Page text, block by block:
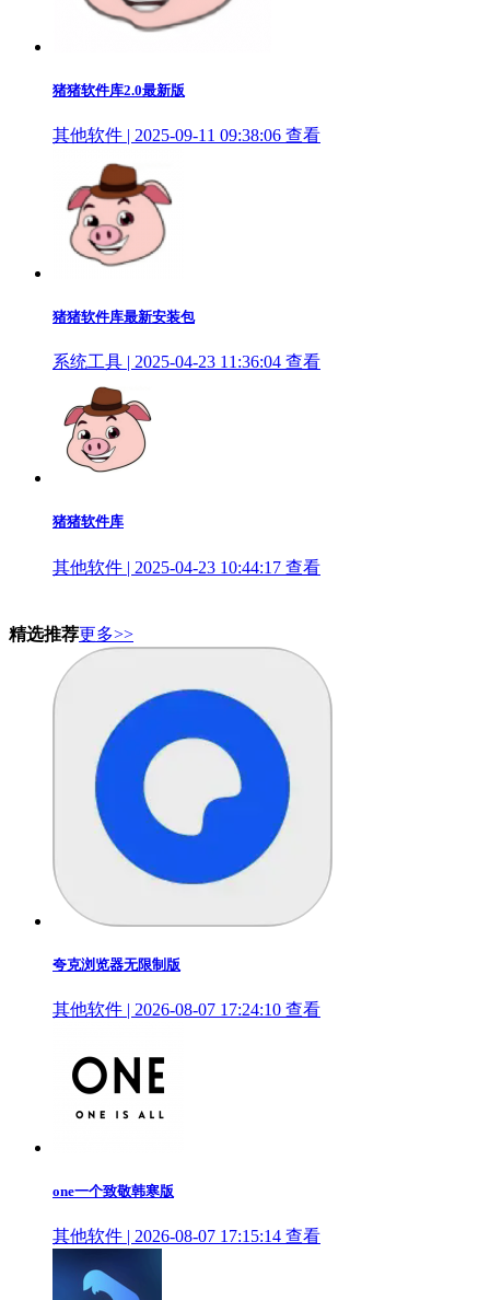
猪猪软件库2.0最新版
其他软件 | 2025-09-11 09:38:06 查看
猪猪软件库最新安装包
系统工具 | 2025-04-23 11:36:04 查看
猪猪软件库
其他软件 | 2025-04-23 10:44:17 查看
精选推荐更多>>
夸克浏览器无限制版
其他软件 | 2026-08-07 17:24:10 查看
one一个致敬韩寒版
其他软件 | 2026-08-07 17:15:14 查看